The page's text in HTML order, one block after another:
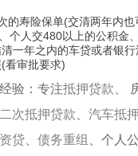
的寿险保单(交清两年内也
个人交480以上的公积金
一年之内的车贷或者银行
看审批要求)
验：专注抵押贷款
二次抵押贷款 汽车抵
贷 债务重组
、个人